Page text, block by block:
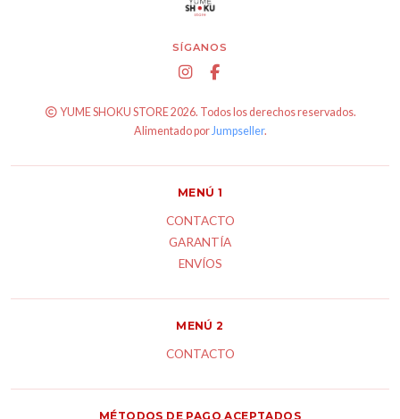
SÍGANOS
YUME SHOKU STORE 2026. Todos los derechos reservados.
Alimentado por Jumpseller.
MENÚ 1
CONTACTO
GARANTÍA
ENVÍOS
MENÚ 2
CONTACTO
MÉTODOS DE PAGO ACEPTADOS